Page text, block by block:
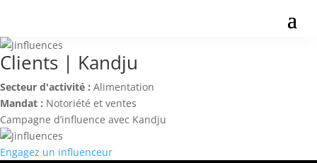
Clients | Kandju
Secteur d'activité : Alimentation
Mandat : Notoriété et ventes
Campagne d’influence avec Kandju
Engagez un influenceur